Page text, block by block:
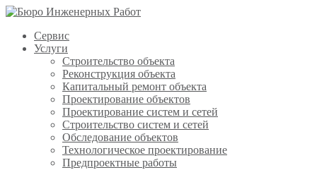
Сервис
Услуги
Строительство объекта
Реконструкция объекта
Капитальный ремонт объекта
Проектирование объектов
Проектирование систем и сетей
Строительство систем и сетей
Обследование объектов
Технологическое проектирование
Предпроектные работы